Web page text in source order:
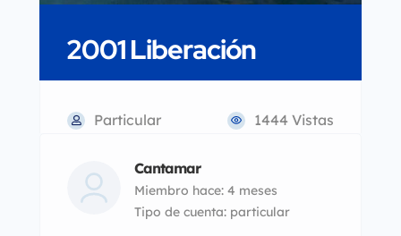
2001 Liberación
Particular 1444 Vistas
Cantamar
Miembro hace: 4 meses
tipo de cuenta: particular